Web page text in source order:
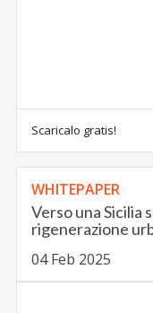
Scaricalo gratis!
WHITEPAPER
Verso una Sicilia
rigenerazione
04 Feb 2025